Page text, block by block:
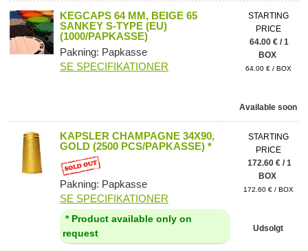
KEGCAPS 64 MM, BEIGE 65
SANKEY S-TYPE (EU)
(1000/PAPKASSE)
Pakning: Papkasse
SE SPECIFIKATIONER
STARTING
PRICE
64.00 € / 1
BOX
64.00 € / BOX
Available soon
KAPSLER CHAMPAGNE 34X90,
GOLD (2500 PCS/PAPKASSE) *
Pakning: Papkasse
SE SPECIFIKATIONER
* Product available only on
request
STARTING
PRICE
172.60 € / 1
BOX
172.60 € / BOX
Udsolgt